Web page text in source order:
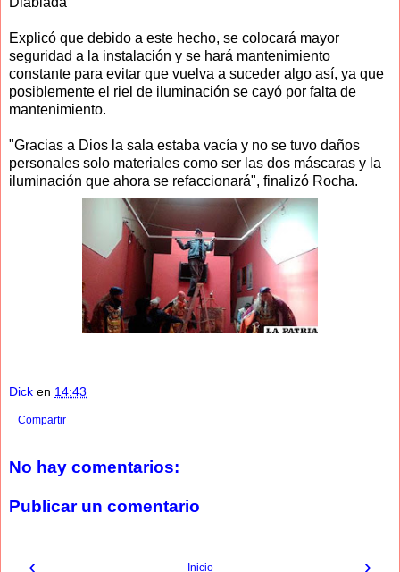
Explicó que debido a este hecho, se colocará mayor
seguridad a la instalación y se hará mantenimiento
constante para evitar que vuelva a suceder algo así, ya que
posiblemente el riel de iluminación se cayó por falta de
mantenimiento.
"Gracias a Dios la sala estaba vacía y no se tuvo daños
personales solo materiales como ser las dos máscaras y la
iluminación que ahora se refaccionará", finalizó Rocha.
Dick en 14:43
Compartir
No hay comentarios:
Publicar un comentario
‹ ›
Inicio